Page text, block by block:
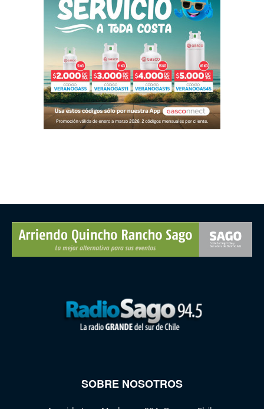
SOBRE NOSOTROS